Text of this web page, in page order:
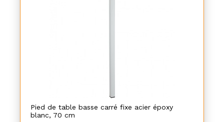
Pied de table basse carré fixe acier époxy
blanc, 70 cm